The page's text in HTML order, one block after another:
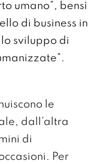
umano”, bensì
di business in
sviluppo di
le
dall’altra
di
Per